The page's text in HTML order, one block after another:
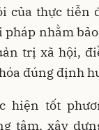
của thực tiễn
nhằm
trị xã hội,
đúng định
hiện tốt
tâm, xây